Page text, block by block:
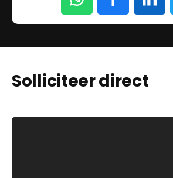
Solliciteer direct